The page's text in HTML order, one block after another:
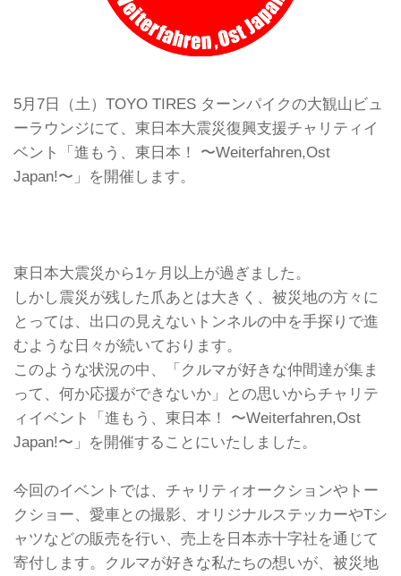
5月7日（土）TOYO TIRES ターンパイクの大観山ビュ
ーラウンジにて、東日本大震災復興支援チャリティイ
ベント「進もう、東日本！ 〜Weiterfahren,Ost
Japan!〜」を開催します。
東日本大震災から1ヶ月以上が過ぎました。
しかし震災が残した爪あとは大きく、被災地の方々に
とっては、出口の見えないトンネルの中を手探りで進
むような日々が続いております。
このような状況の中、「クルマが好きな仲間達が集ま
って、何か応援ができないか」との思いからチャリテ
ィイベント「進もう、東日本！ 〜Weiterfahren,Ost
Japan!〜」を開催することにいたしました。
今回のイベントでは、チャリティオークションやトー
クショー、愛車との撮影、オリジナルステッカーやTシ
ャツなどの販売を行い、売上を日本赤十字社を通じて
寄付します。クルマが好きな私たちの想いが、被災地